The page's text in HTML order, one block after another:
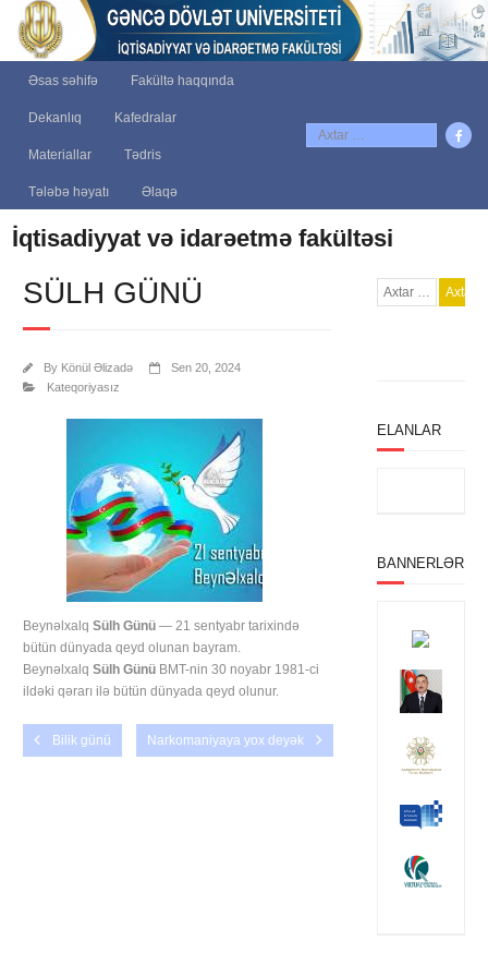
Əsas səhifə Fakültə haqqında
Dekanlıq Kafedralar
Materiallar Tədris
Tələbə həyatı Əlaqə
İqtisadiyyat və idarəetmə fakültəsi
SÜLH GÜNÜ
By Könül Əlizadə
Sen 20, 2024
Kateqoriyasız
Beynəlxalq Sülh Günü— 21 sentyabr tarixində
bütün dünyada qeyd olunan bayram.
Beynəlxalq Sülh GünüBMT-nin 30 noyabr 1981-ci
ildəki qərarı ilə bütün dünyada qeyd olunur.
Bilik günü Narkomaniyaya yox deyək
ELANLAR
BANNERLƏR